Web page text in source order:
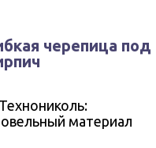
черепица под